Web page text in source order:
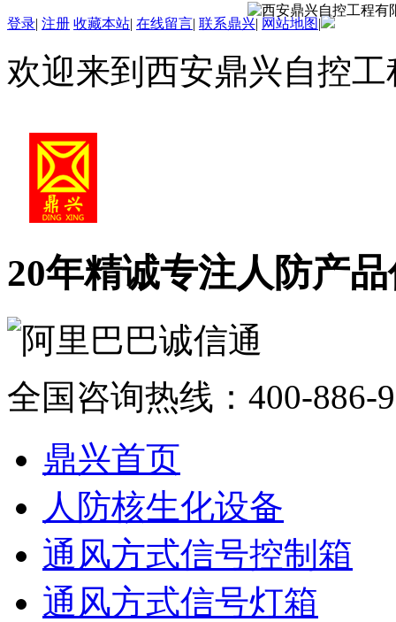
登录| 注册 收藏本站| 在线留言| 联系鼎兴| 网站地图|
欢迎来到西安鼎兴自控
20年精诚专注人防产
全国咨询热线： 400-886-
鼎兴首页
人防核生化设备
通风方式信号控制箱
通风方式信号灯箱